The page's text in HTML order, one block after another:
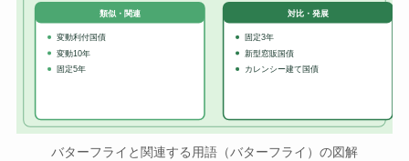
類似・関連
変動利付国債
変動10年
固定5年
対比・発展
固定3年
新型窓販国債
カレンシー建て国債
バターフライと関連する用語（バターフライ）の図解